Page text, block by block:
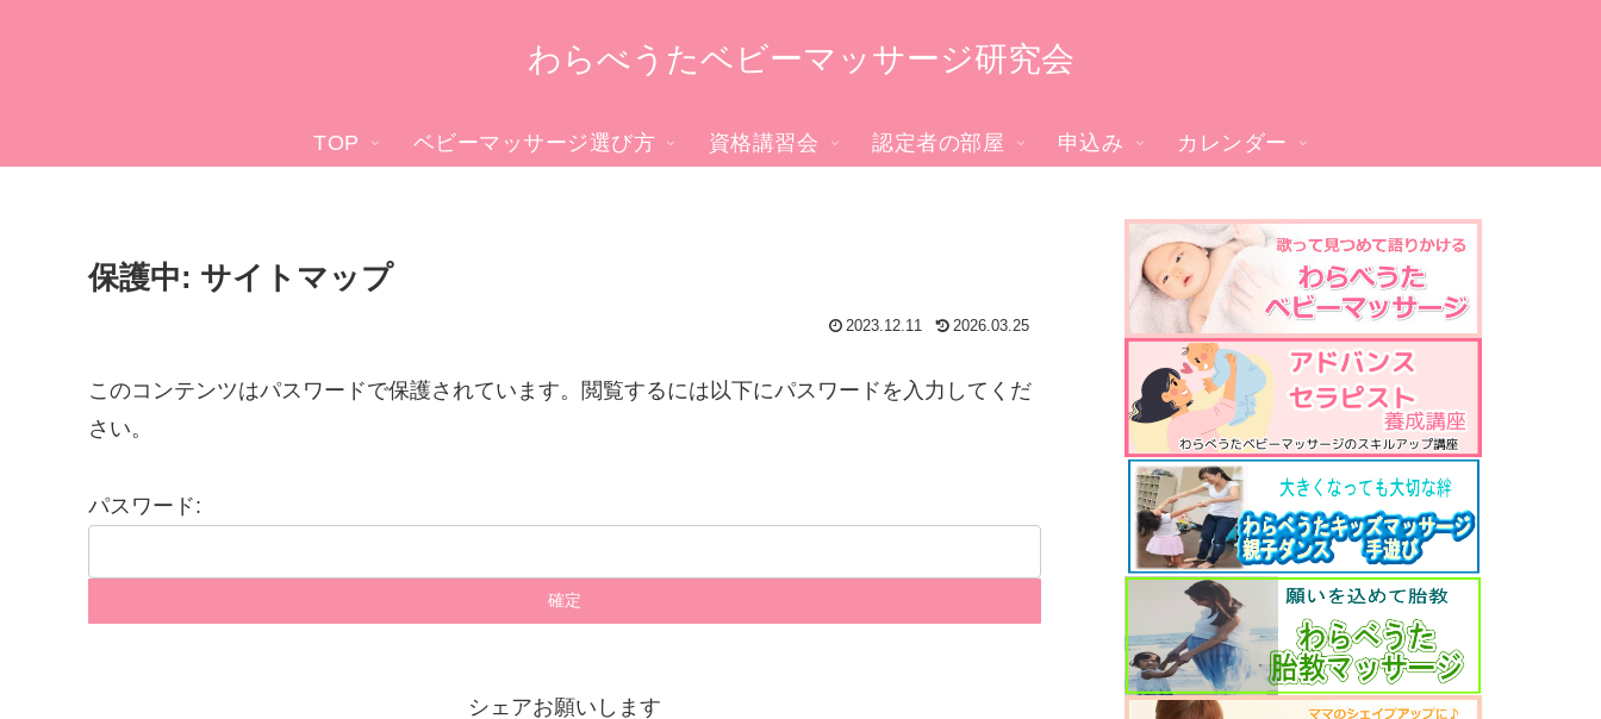
わらべうたベビーマッサージ研究会
TOP ベビーマッサージ選び方 資格講習会 認定者の部屋 申込み カレンダー
保護中: サイトマップ
2023.12.11 2026.03.25
このコンテンツはパスワードで保護されています。閲覧するには以下にパスワードを入力してくだ
さい。
パスワード:
シェアお願いします